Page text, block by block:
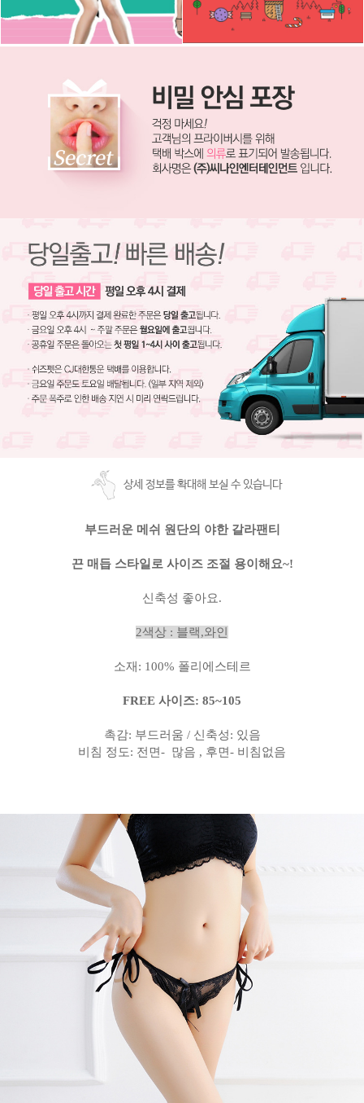
상세 정보를 확대해 보실 수 있습니다
부드러운 메쉬 원단의 야한 갈라팬티
끈 매듭 스타일로 사이즈 조절 용이해요~!
신축성 좋아요.
2색상 : 블랙,와인
소재 : 100% 폴리에스테르
FREE 사이즈: 85~105
촉감: 부드러움 / 신축성: 있음
비침 정도: 전면- 많음 , 후면- 비침없음